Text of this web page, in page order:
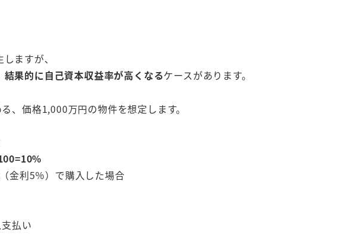
ますが、
果的に自己資本収益率が高くなるケースがあります。
、価格1,000万円の物件を想定します。
金利5％）で購入した場合
払い